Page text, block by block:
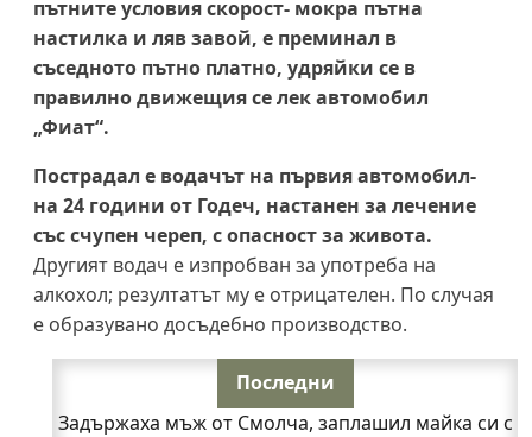
пътните условия скорост- мокра пътна
настилка и ляв завой, е преминал в
съседното пътно платно, удряйки се в
правилно движещия се лек автомобил
„Фиат“.
Пострадал е водачът на първия автомобил-
на 24 години от Годеч, настанен за лечение
със счупен череп, с опасност за живота.
Другият водач е изпробван за употреба на
алкохол; резултатът му е отрицателен. По случая
е образувано досъдебно производство.
Последни
Задържаха мъж от Смолча, заплашил майка си с